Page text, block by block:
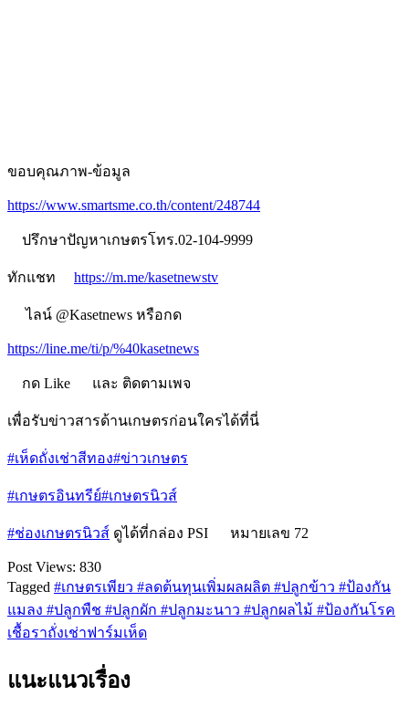
ขอบคุณภาพ-ข้อมูล
https://www.smartsme.co.th/content/248744
ปรึกษาปัญหาเกษตรโทร.02-104-9999
ทักแชท https://m.me/kasetnewstv
ไลน์ @Kasetnews หรือกด
https://line.me/ti/p/%40kasetnews
กด Like และ ติดตามเพจ
เพื่อรับข่าวสารด้านเกษตรก่อนใครได้ที่นี่
#เห็ดถั่งเช่าสีทอง#ข่าวเกษตร
#เกษตรอินทรีย์#เกษตรนิวส์
#ช่องเกษตรนิวส์ ดูได้ที่กล่อง PSI หมายเลข 72
Post Views: 830
Tagged #เกษตรเพียว #ลดต้นทุนเพิ่มผลผลิต #ปลูกข้าว #ป้องกัน
แมลง #ปลูกพืช #ปลูกผัก #ปลูกมะนาว #ปลูกผลไม้ #ป้องกันโรค
เชื้อราถั่งเช่าฟาร์มเห็ด
แนะแนวเรื่อง